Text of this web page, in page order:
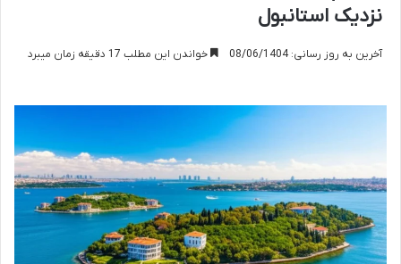
نزدیک استانبول
آخرین به روز رسانی: 08/06/1404 خواندن این مطلب 17 دقیقه زمان میبرد